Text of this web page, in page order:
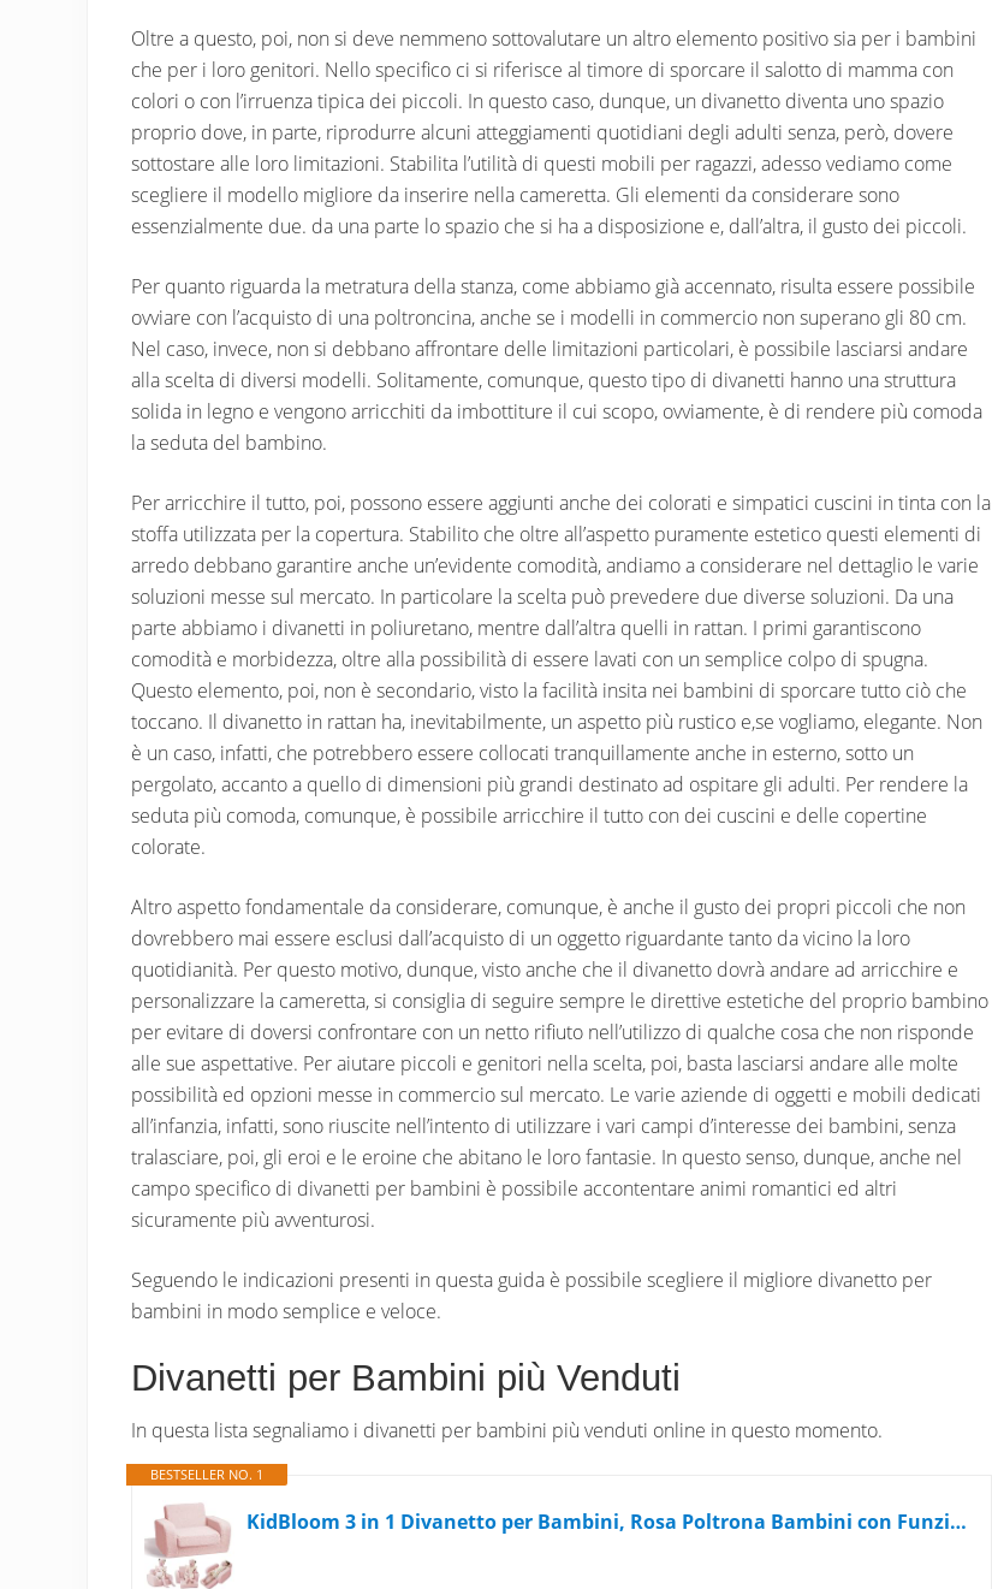
Oltre a questo, poi, non si deve nemmeno sottovalutare un altro elemento positivo sia per i bambini
che per i loro genitori. Nello specifico ci si riferisce al timore di sporcare il salotto di mamma con
colori o con l’irruenza tipica dei piccoli. In questo caso, dunque, un divanetto diventa uno spazio
proprio dove, in parte, riprodurre alcuni atteggiamenti quotidiani degli adulti senza, però, dovere
sottostare alle loro limitazioni. Stabilita l’utilità di questi mobili per ragazzi, adesso vediamo come
scegliere il modello migliore da inserire nella cameretta. Gli elementi da considerare sono
essenzialmente due. da una parte lo spazio che si ha a disposizione e, dall’altra, il gusto dei piccoli.
Per quanto riguarda la metratura della stanza, come abbiamo già accennato, risulta essere possibile
ovviare con l’acquisto di una poltroncina, anche se i modelli in commercio non superano gli 80 cm.
Nel caso, invece, non si debbano affrontare delle limitazioni particolari, è possibile lasciarsi andare
alla scelta di diversi modelli. Solitamente, comunque, questo tipo di divanetti hanno una struttura
solida in legno e vengono arricchiti da imbottiture il cui scopo, ovviamente, è di rendere più comoda
la seduta del bambino.
Per arricchire il tutto, poi, possono essere aggiunti anche dei colorati e simpatici cuscini in tinta con la
stoffa utilizzata per la copertura. Stabilito che oltre all’aspetto puramente estetico questi elementi di
arredo debbano garantire anche un’evidente comodità, andiamo a considerare nel dettaglio le varie
soluzioni messe sul mercato. In particolare la scelta può prevedere due diverse soluzioni. Da una
parte abbiamo i divanetti in poliuretano, mentre dall’altra quelli in rattan. I primi garantiscono
comodità e morbidezza, oltre alla possibilità di essere lavati con un semplice colpo di spugna.
Questo elemento, poi, non è secondario, visto la facilità insita nei bambini di sporcare tutto ciò che
toccano. Il divanetto in rattan ha, inevitabilmente, un aspetto più rustico e,se vogliamo, elegante. Non
è un caso, infatti, che potrebbero essere collocati tranquillamente anche in esterno, sotto un
pergolato, accanto a quello di dimensioni più grandi destinato ad ospitare gli adulti. Per rendere la
seduta più comoda, comunque, è possibile arricchire il tutto con dei cuscini e delle copertine
colorate.
Altro aspetto fondamentale da considerare, comunque, è anche il gusto dei propri piccoli che non
dovrebbero mai essere esclusi dall’acquisto di un oggetto riguardante tanto da vicino la loro
quotidianità. Per questo motivo, dunque, visto anche che il divanetto dovrà andare ad arricchire e
personalizzare la cameretta, si consiglia di seguire sempre le direttive estetiche del proprio bambino
per evitare di doversi confrontare con un netto rifiuto nell’utilizzo di qualche cosa che non risponde
alle sue aspettative. Per aiutare piccoli e genitori nella scelta, poi, basta lasciarsi andare alle molte
possibilità ed opzioni messe in commercio sul mercato. Le varie aziende di oggetti e mobili dedicati
all’infanzia, infatti, sono riuscite nell’intento di utilizzare i vari campi d’interesse dei bambini, senza
tralasciare, poi, gli eroi e le eroine che abitano le loro fantasie. In questo senso, dunque, anche nel
campo specifico di divanetti per bambini è possibile accontentare animi romantici ed altri
sicuramente più avventurosi.
Seguendo le indicazioni presenti in questa guida è possibile scegliere il migliore divanetto per
bambini in modo semplice e veloce.
Divanetti per Bambini più Venduti
In questa lista segnaliamo i divanetti per bambini più venduti online in questo momento.
BESTSELLER NO. 1
KidBloom 3 in 1 Divanetto per Bambini, Rosa Poltrona Bambini con Funzione di Sonno, Tessuto Sherpa Pieghevole Poltroncina Bimbi